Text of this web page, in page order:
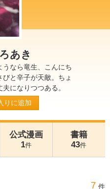
あき
うなら竜生、こんにち
と辛子が天敵。ちょ
になりつつある。
りに追加
公式漫画
1件
書籍
43件
7 件